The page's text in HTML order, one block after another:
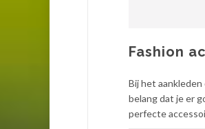
Fashion
Bij het
belang dat je er
perfecte